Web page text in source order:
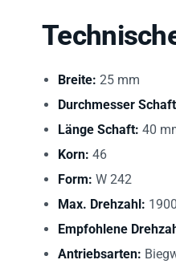
Breite: 25 mm
Durchmesser
Länge Schaft: 40
Korn: 46
Form: W 242
Max. Drehzahl:
Empfohlene
Antriebsarten: